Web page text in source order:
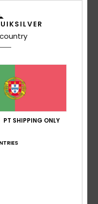
preço
PT SHIPPING ONLY